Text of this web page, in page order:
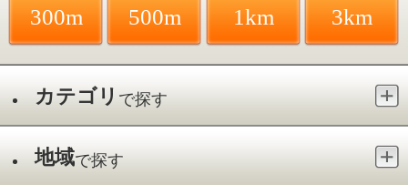
カテゴリ
最寄駅 で探す
2件中1～2件を表示